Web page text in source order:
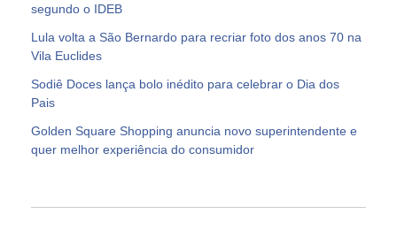
segundo o IDEB
Lula volta a São Bernardo para recriar foto dos anos 70 na
Vila Euclides
Sodiê Doces lança bolo inédito para celebrar o Dia dos
Pais
Golden Square Shopping anuncia novo superintendente e
quer melhor experiência do consumidor